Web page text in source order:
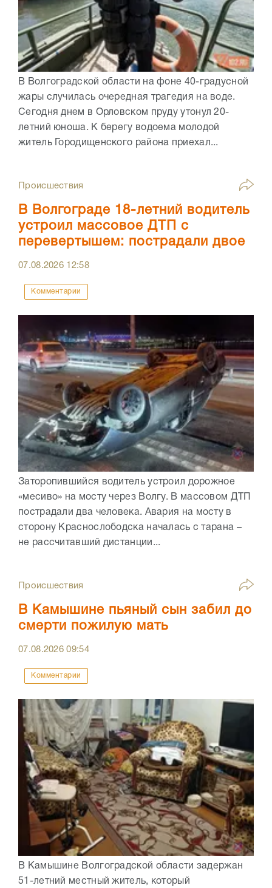
В Волгоградской области на фоне 40-градусной
жары случилась очередная трагедия на воде.
Сегодня днем в Орловском пруду утонул 20-
летний юноша. К берегу водоема молодой
житель Городищенского района приехал...
Происшествия
В Волгограде 18-летний водитель
устроил массовое ДТП с
перевертышем: пострадали двое
07.08.2026 12:58
Комментарии
Заторопившийся водитель устроил дорожное
«месиво» на мосту через Волгу. В массовом ДТП
пострадали два человека. Авария на мосту в
сторону Краснослободска началась с тарана –
не рассчитавший дистанции...
Происшествия
В Камышине пьяный сын забил до
смерти пожилую мать
07.08.202609:54
Комментарии
В Камышине Волгоградской области задержан
51-летний местный житель, который